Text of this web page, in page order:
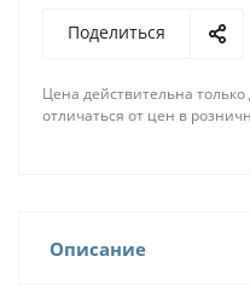
Поделиться
Цена действительна
отличаться от цен в
Описание